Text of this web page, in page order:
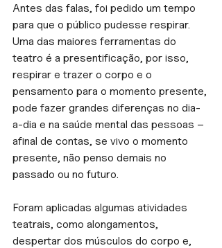
Antes das falas, foi pedido um tempo
para que o público pudesse respirar.
Uma das maiores ferramentas do
teatro é a presentificação, por isso,
respirar e trazer o corpo e o
pensamento para o momento presente,
pode fazer grandes diferenças no dia-
a-dia e na saúde mental das pessoas –
afinal de contas, se vivo o momento
presente, não penso demais no
passado ou no futuro.
Foram aplicadas algumas atividades
teatrais, como alongamentos,
despertar dos músculos do corpo e,